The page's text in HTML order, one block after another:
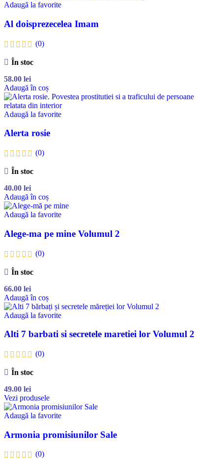
Adaugă la favorite
Al doisprezecelea Imam
(0)
În stoc
58.00 lei
Adaugă în coș
Adaugă la favorite
Alerta rosie
(0)
În stoc
40.00 lei
Adaugă în coș
Adaugă la favorite
Alege-ma pe mine Volumul 2
(0)
În stoc
66.00 lei
Adaugă în coș
Adaugă la favorite
Alti 7 barbati si secretele maretiei lor Volumul 2
(0)
În stoc
49.00 lei
Vezi produsele
Adaugă la favorite
Armonia promisiunilor Sale
(0)